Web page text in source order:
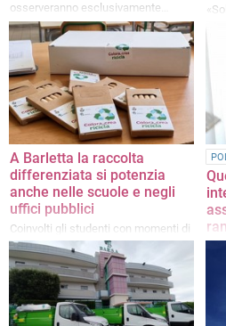
osserveranno esclusivamente
l'orario di apertura mattutino dal
primo agosto
A Barletta la raccolta
differenziata si potenzia
anche nelle scuole e negli
uffici pubblici
Coinvolti gli studenti con momenti di
edutainment e speciali gadget
ecosostenibili